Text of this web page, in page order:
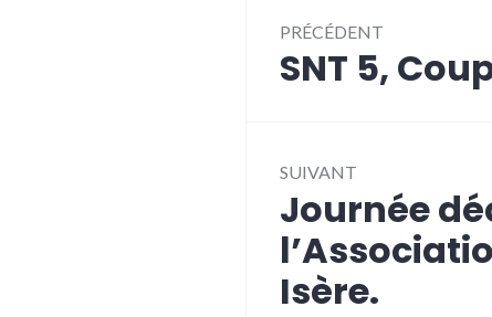
de
l’article
PRÉCÉDENT
Article
SNT 5,
SUIVANT
Article
Suivant:
Journée
Isère.